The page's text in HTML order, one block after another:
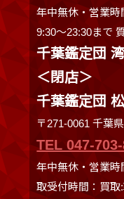
年中無休・営業時
9:30〜23:30まで
千葉鑑定団
＜閉店＞
千葉鑑定団
〒271-0061 千葉
TEL 047-
年中無休・営業時
取受付時間：買取